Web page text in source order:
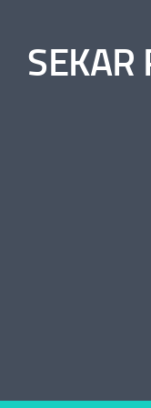
SEKAR